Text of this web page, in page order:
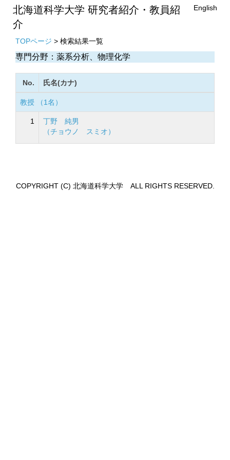
北海道科学大学 研究者紹介・教員紹
介
English
TOPページ > 検索結果一覧
専門分野：薬系分析、物理化学
No. 氏名(カナ)
教授 （1名）
1
丁野 純男
（チョウノ スミオ）
COPYRIGHT (C) 北海道科学大学 ALL RIGHTS RESERVED.